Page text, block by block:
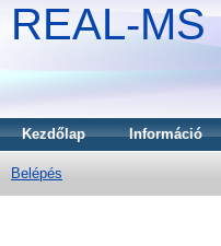
REAL-MS
Kezdőlap Információ
Belépés